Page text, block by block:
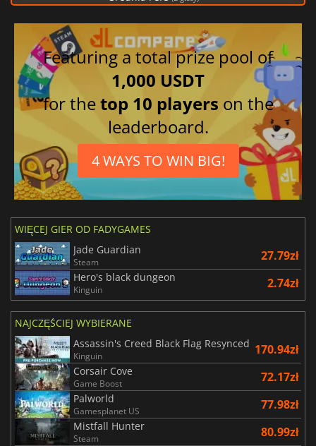
Featuring a total prize pool of
1,000 USDT
for thetop 10 players on the
leaderboard.
4 WAYS TO WIN BIG!
WIĘCEJ GIER OD FADYGAMES
Jade Guardian
Steam 27.79zł
Hero's black dungeon
Kinguin 2.74zł
NAJCZĘŚCIEJ WYBIERANE
Assassin's Creed Black Flag Resynced
Kinguin 170.94zł
Corsair Cove
Game Boost 72.17zł
Palworld
Gamesplanet US 77.98zł
Mistfall Hunter
Steam 80.99zł